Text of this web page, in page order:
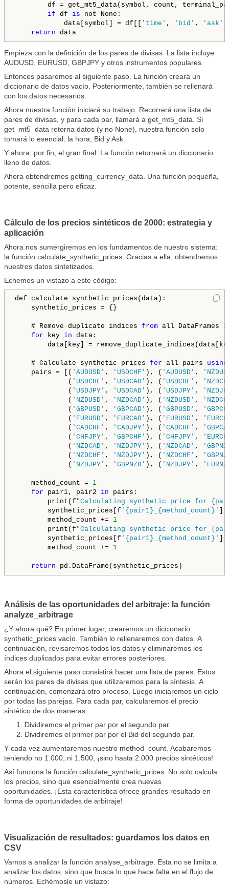
df = get_mt5_data(symbol, count,
if df is not None:
data[symbol] = df[[
'time' , 'bid' , 'ask'
return data
Empieza con la definición de los pares de divisas. La lista incluye
AUDUSD, EURUSD, GBPJPY y otros instrumentos populares.
Entonces pasaremos al siguiente paso. La función creará un
diccionario de datos vacío. Posteriormente, también se rellenará
con los datos necesarios.
Ahora nuestra función iniciará su trabajo. Recorrerá una lista de
pares de divisas, y para cada par, llamará a get_mt5_data. Si
get_mt5_data retorna datos (y no None), nuestra función solo
tomará lo esencial: la hora, Bid y Ask.
Y ahora, por fin, el gran final. La función retornará un diccionario
lleno de datos.
Ahora obtendremos getting_currency_data. Una función pequeña,
potente, sencilla pero eficaz.
Cálculo de los precios sintéticos de 2000: estrategia y
aplicación
Ahora nos sumergiremos en los fundamentos de nuestro sistema:
la función calculate_synthetic_prices. Gracias a ella, obtendremos
nuestros datos sintetizados.
Echemos un vistazo a este código:
def calculate_synthetic_prices(data):
synthetic_prices = {}
# Remove duplicate indices from all DataFrames
for key in data:
data[key] =
# Calculate synthetic prices for all pairs using
pairs = [( 'AUDUSD' , 'USDCHF' ), ( 'AUDUSD' ,
( 'USDCHF' , 'USDCAD' ), ( 'USDCHF' ,
( 'USDJPY' , 'USDCAD' ), ( 'USDJPY' ,
( 'NZDUSD' , 'NZDCAD' ), ( 'NZDUSD' ,
( 'GBPUSD' , 'GBPCAD' ), ( 'GBPUSD' ,
( 'EURUSD' , 'EURCAD' ), ( 'EURUSD' ,
( 'CADCHF' , 'CADJPY' ), ( 'CADCHF' ,
( 'CHFJPY' , 'GBPCHF' ), ( 'CHFJPY' ,
( 'NZDCAD' , 'NZDJPY' ), ( 'NZDCAD' ,
( 'NZDCHF' , 'NZDJPY' ), ( 'NZDCHF' ,
( 'NZDJPY' , 'GBPNZD' ), ( 'NZDJPY' ,
method_count = 1
for pair1, pair2 in pairs:
print(f"Calculating synthetic price for
synthetic_prices[f '{pair1}_{method_count}'
method_count += 1
print(f"Calculating synthetic price for
synthetic_prices[f '{pair1}_{method_count}'
method_count += 1
return pd.DataFrame(synthetic_prices)
Análisis de las oportunidades del arbitraje: la función
analyze_arbitrage
¿Y ahora qué? En primer lugar, crearemos un diccionario
synthetic_prices vacío. También lo rellenaremos con datos. A
continuación, revisaremos todos los datos y eliminaremos los
índices duplicados para evitar errores posteriores.
Ahora el siguiente paso consistirá hacer una lista de pares. Estos
serán los pares de divisas que utilizaremos para la síntesis. A
continuación, comenzará otro proceso. Luego iniciaremos un ciclo
por todas las parejas. Para cada par, calcularemos el precio
sintético de dos maneras:
Dividiremos el primer par por el segundo par.
Dividiremos el primer par por el Bid del segundo par.
Y cada vez aumentaremos nuestro method_count. Acabaremos
teniendo no 1.000, ni 1.500, ¡sino hasta 2.000 precios sintéticos!
Así funciona la función calculate_synthetic_prices. No solo calcula
los precios, sino que esencialmente crea nuevas
oportunidades. ¡Esta característica ofrece grandes resultado en
forma de oportunidades de arbitraje!
Visualización de resultados: guardamos los datos en
CSV
Vamos a analizar la función analyse_arbitrage. Esta no se limita a
analizar los datos, sino que busca lo que hace falta en el flujo de
números. Echémosle un vistazo: